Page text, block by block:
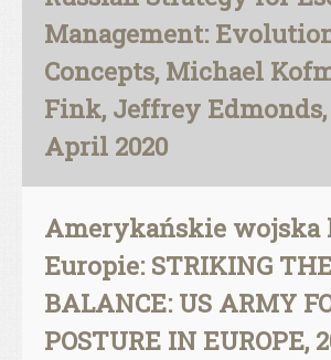
Management:
Concepts, Michael
Fink, Jeffrey Edmonds,
April 2020
Amerykańskie wojska
Europie: STRIKING
BALANCE: US ARMY
POSTURE IN EUROPE,